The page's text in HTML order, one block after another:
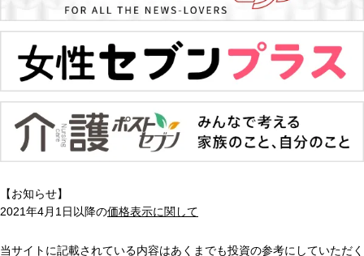
【お知らせ】
2021年4月1日以降の価格表示に関して
当サイトに記載されている内容はあくまでも投資の参考にしていただく